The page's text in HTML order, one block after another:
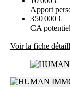
Apport
350 000 €
CA
Voir la fiche